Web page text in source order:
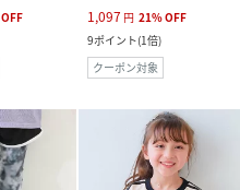
OFF
1,097 円 21%OFF
9ポイント(1倍)
クーポン対象